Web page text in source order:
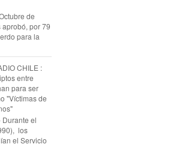
de
por 79
para la
CHILE :
entre
para ser
"Víctimas de
el
los
el Servicio